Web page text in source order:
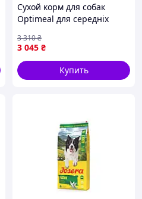
Сухой корм для собак
Optimeal для середніх
кг (4820083905506) —
Доступный
3 045 ₴
3 310₴
Купить